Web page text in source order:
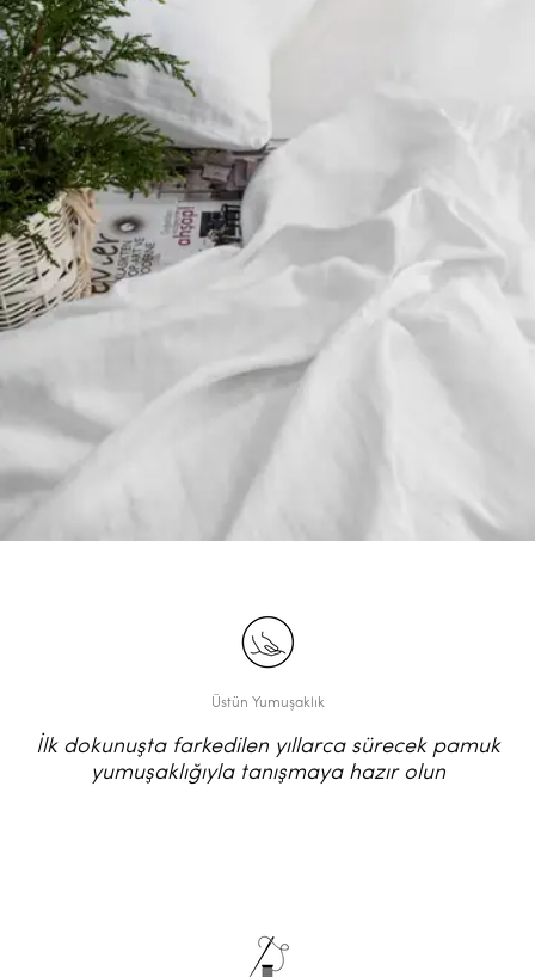
Üstün Yumuşaklık
İlk dokunuşta farkedilen yıllarca sürecek pamuk
yumuşaklığıyla tanışmaya hazır olun